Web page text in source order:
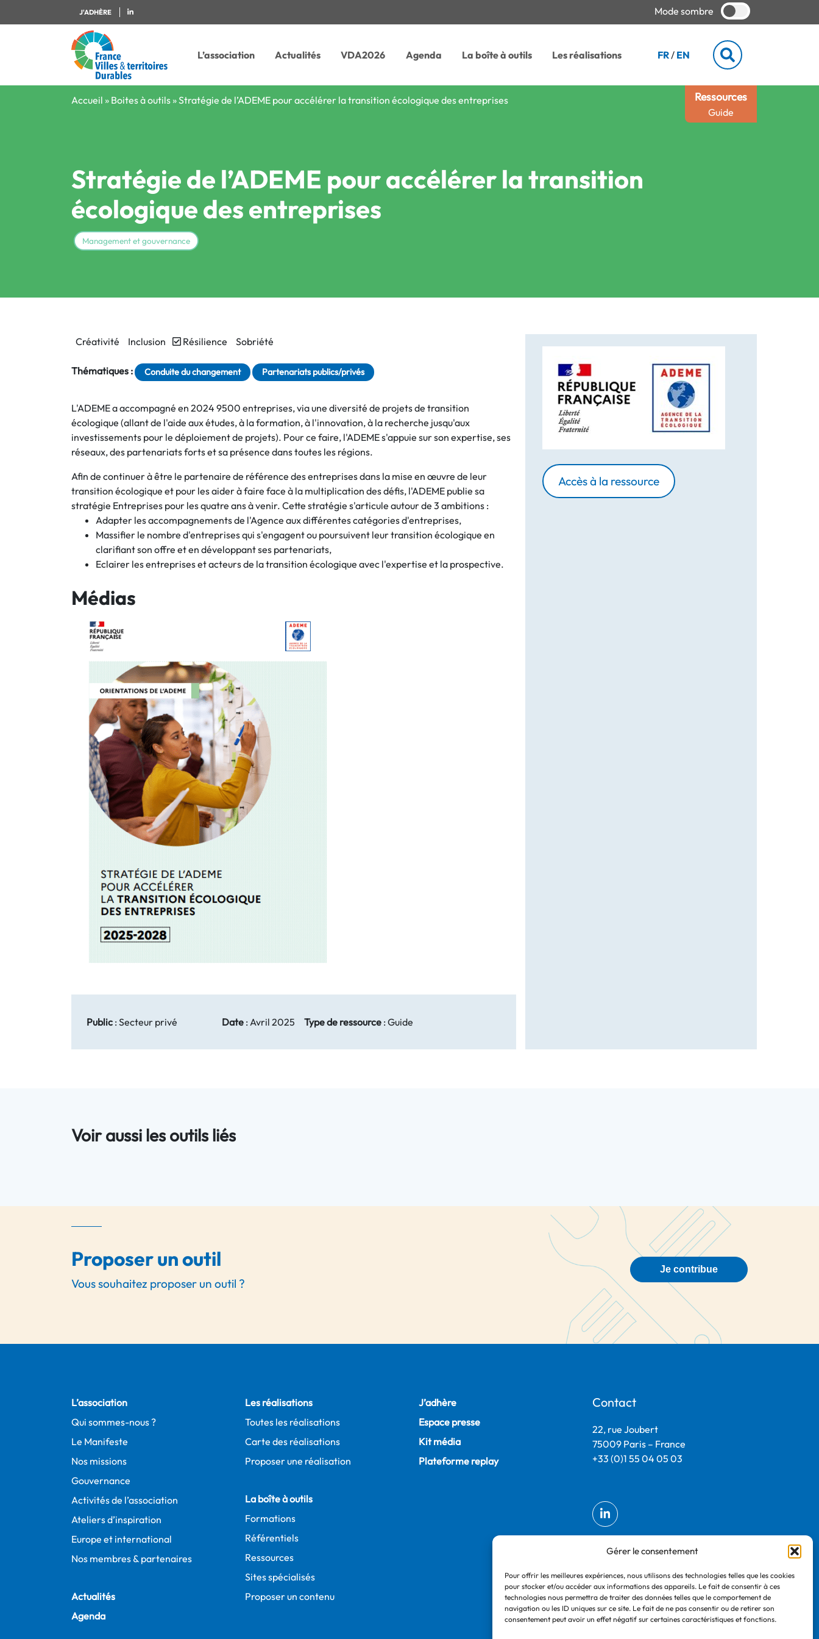
Gérer le consentement
Pour offrir les meilleures expériences, nous utilisons des technologies telles que les cookies
pour stocker et/ou accéder aux informations des appareils. Le fait de consentir à ces
technologies nous permettra de traiter des données telles que le comportement de
navigation ou les ID uniques sur ce site. Le fait de ne pas consentir ou de retirer son
consentement peut avoir un effet négatif sur certaines caractéristiques et fonctions.
J'ADHÈRE Mode sombre
L’association Actualités VDA2026 Agenda La boîte à outils Les réalisations FR / EN
Ressources
Guide
Accueil » Boites à outils »Stratégie de l’ADEME pour accélérer la transition écologique des entreprises
Stratégie de l’ADEME pour accélérer la transition
écologique des entreprises
Management et gouvernance
Créativité Inclusion Résilience Sobriété
Thématiques : Conduite du changement Partenariats publics/privés
L'ADEME a accompagné en 2024 9500 entreprises, via une diversité de projets de transition
écologique (allant de l'aide aux études, à la formation, à l'innovation, à la recherche jusqu'aux
investissements pour le déploiement de projets). Pour ce faire, l'ADEME s'appuie sur son expertise, ses
réseaux, des partenariats forts et sa présence dans toutes les régions.
Afin de continuer à être le partenaire de référence des entreprises dans la mise en œuvre de leur
transition écologique et pour les aider à faire face à la multiplication des défis, l'ADEME publie sa
stratégie Entreprises pour les quatre ans à venir. Cette stratégie s'articule autour de 3 ambitions :
Adapter les accompagnements de l'Agence aux différentes catégories d'entreprises,
Massifier le nombre d'entreprises qui s'engagent ou poursuivent leur transition écologique en
clarifiant son offre et en développant ses partenariats,
Eclairer les entreprises et acteurs de la transition écologique avec l'expertise et la prospective.
Médias
Public : Secteur privé Date: Avril 2025 Type de ressource: Guide
Accès à la ressource
Voir aussi les outils liés
Proposer un outil
Vous souhaitez proposer un outil ?
Je contribue
L’association
Qui sommes-nous ?
Le Manifeste
Nos missions
Gouvernance
Activités de l’association
Ateliers d’inspiration
Europe et international
Nos membres & partenaires
Actualités
Agenda
Les réalisations
Toutes les réalisations
Carte des réalisations
Proposer une réalisation
La boîte à outils
Formations
Référentiels
Ressources
Sites spécialisés
Proposer un contenu
J’adhère
Espace presse
Kit média
Plateforme replay
Contact
22, rue Joubert
75009 Paris – France
+33 (0)1 55 04 05 03